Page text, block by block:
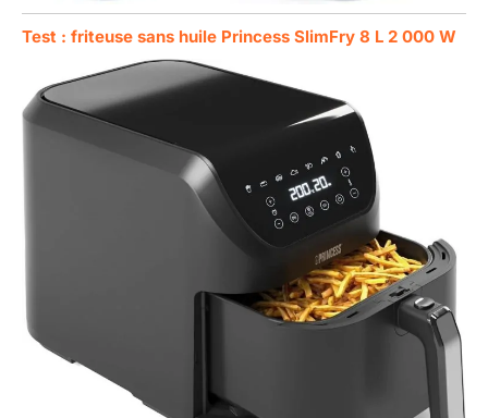
Test : friteuse sans huile Princess SlimFry 8 L 2 000 W